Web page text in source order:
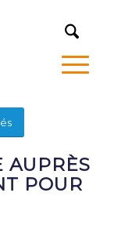
AUPRÈS
POUR